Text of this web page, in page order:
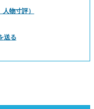
物寸評）
送る